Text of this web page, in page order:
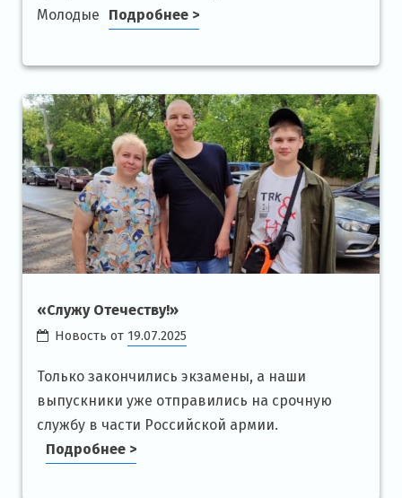
Молодые
Подробнее >
«Служу Отечеству!»
Новость от 19.07.2025
Только закончились экзамены, а наши
выпускники уже отправились на срочную
службу в части Российской армии.
Подробнее >